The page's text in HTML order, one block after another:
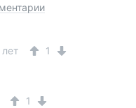
1
1